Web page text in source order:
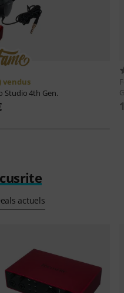
vendus
Studio 4th Gen.
actuels